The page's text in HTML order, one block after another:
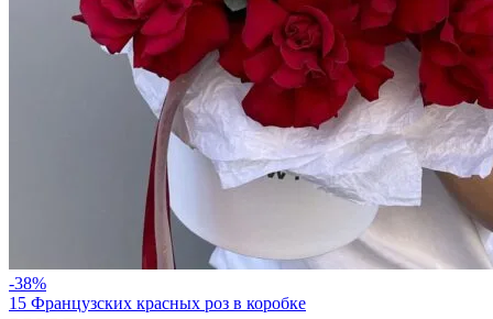
-38%
15 Французских красных роз в коробке